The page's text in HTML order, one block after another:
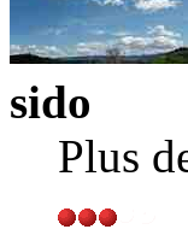
sido
Plus